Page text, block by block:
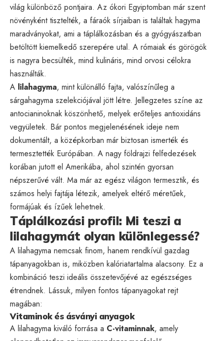
világ különböző pontjaira. Az ókori Egyiptomban már szent
növényként tisztelték, a fáraók sírjaiban is találtak hagyma
maradványokat, ami a táplálkozásban és a gyógyászatban
betöltött kiemelkedő szerepére utal. A rómaiak és görögök
is nagyra becsülték, mind kulináris, mind orvosi célokra
használták.
A lilahagyma, mint különálló fajta, valószínűleg a
sárgahagyma szelekciójával jött létre. Jellegzetes színe az
antocianinoknak köszönhető, melyek erőteljes antioxidáns
vegyületek. Bár pontos megjelenésének ideje nem
dokumentált, a középkorban már biztosan ismerték és
termesztették Európában. A nagy földrajzi felfedezések
korában jutott el Amerikába, ahol szintén gyorsan
népszerűvé vált. Ma már az egész világon termesztik, és
számos helyi fajtája létezik, amelyek eltérő méretűek,
formájúak és ízűek lehetnek.
Táplálkozási profil: Mi teszi a
lilahagymát olyan különlegessé?
A lilahagyma nemcsak finom, hanem rendkívül gazdag
tápanyagokban is, miközben kalóriatartalma alacsony. Ez a
kombináció teszi ideális összetevőjévé az egészséges
étrendnek. Lássuk, milyen fontos tápanyagokat rejt
magában:
Vitaminok és ásványi anyagok
A lilahagyma kiváló forrása a C-vitaminnak, amely